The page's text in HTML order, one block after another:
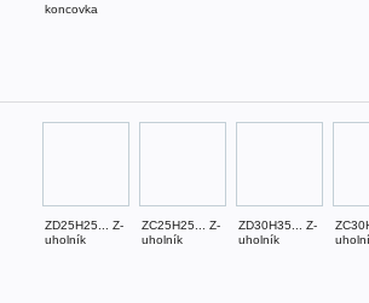
koncovka
ZD25H25... Z-
uholník
ZC25H25... Z-
uholník
ZD30H35... Z-
uholník